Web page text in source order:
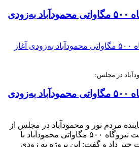
فاز نخست نیروگاه ۵۰۰ مگاواتی محمودآباد به‌زودی
در مجلس:
فاز نخست نیروگاه ۵۰۰ مگاواتی محمودآباد به‌زودی
مردم نور و محمودآباد در مجلس از
آغاز اجرای فاز نخست نیروگاه ۵۰۰ مگاواتی محمودآباد با
مگاوات خبر داد و گفت: این پروژه به زودی